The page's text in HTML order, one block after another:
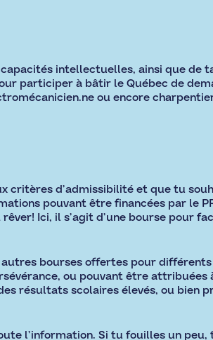
intellectuelles, ainsi que de
participer à bâtir le Québec de
ou encore
critères d’admissibilité et que tu
pouvant être financées par le
Ici, il s’agit d’une bourse pour
bourses offertes pour
ou pouvant être
résultats scolaires élevés, ou bien
l’information. Si tu fouilles un